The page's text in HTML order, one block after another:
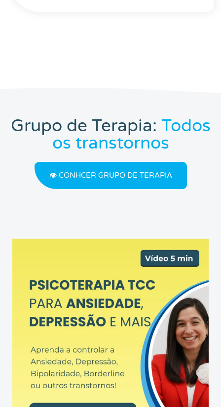
Grupo de Terapia: Todos
os transtornos
👁️ CONHCER GRUPO DE TERAPIA